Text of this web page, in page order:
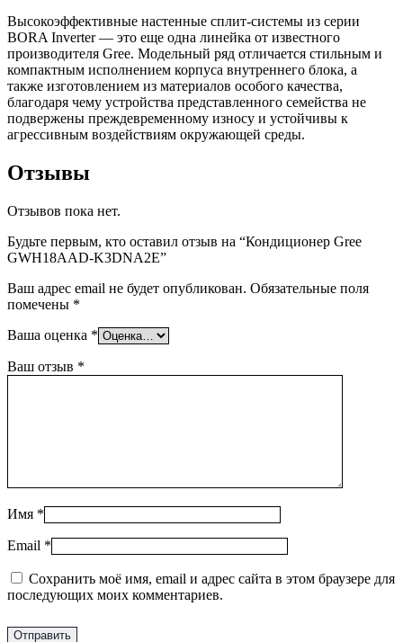
Высокоэффективные настенные сплит-системы из серии
BORA Inverter — это еще одна линейка от известного
производителя Gree. Модельный ряд отличается стильным и
компактным исполнением корпуса внутреннего блока, а
также изготовлением из материалов особого качества,
благодаря чему устройства представленного семейства не
подвержены преждевременному износу и устойчивы к
агрессивным воздействиям окружающей среды.
Отзывы
Отзывов пока нет.
Будьте первым, кто оставил отзыв на “Кондиционер Gree
GWH18AAD-K3DNA2E”
Ваш адрес email не будет опубликован. Обязательные поля
помечены *
Ваша оценка *
Ваш отзыв *
Имя *
Email *
Сохранить моё имя, email и адрес сайта в этом браузере для
последующих моих комментариев.